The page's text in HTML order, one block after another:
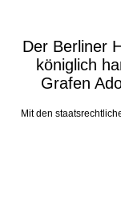
Der Berliner
königlich
Grafen
Mit den